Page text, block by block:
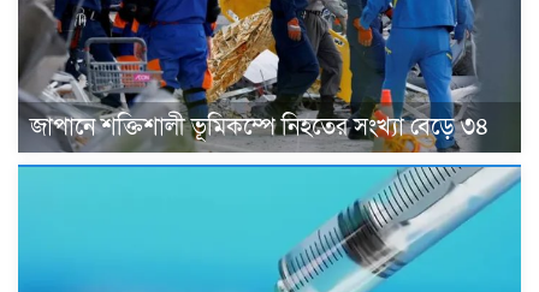
জাপানে শক্তিশালী ভূমিকম্পে নিহতের সংখ্যা বেড়ে ৩৪